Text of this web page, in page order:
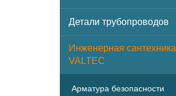
Детали трубопроводов
Инженерная сантехника
VALTEC
Арматура безопасности